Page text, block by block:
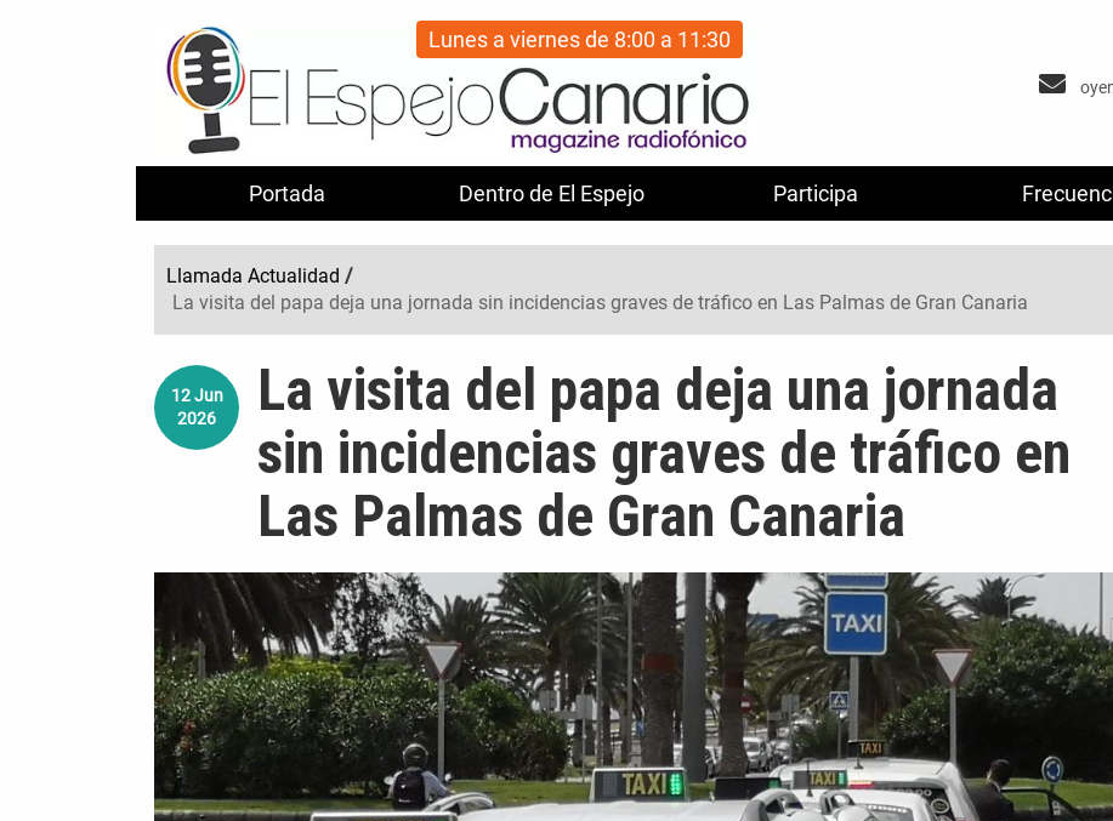
Portada Dentro de El Espejo Participa
Lunes a viernes de 8:00 a 11:30
Llamada Actualidad /
La visita del papa deja una jornada sin incidencias graves de tráfico en Las Palmas de Gran Canaria
12 Jun
2026
La visita del papa deja una jornada
sin incidencias graves de tráfico en
Las Palmas de Gran Canaria